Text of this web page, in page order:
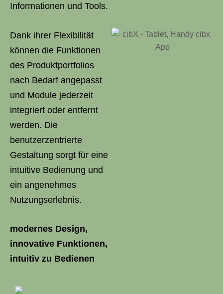
Informationen und Tools.
Dank ihrer Flexibilität
können die Funktionen
des Produktportfolios
nach Bedarf angepasst
und Module jederzeit
integriert oder entfernt
werden. Die
benutzerzentrierte
Gestaltung sorgt für eine
intuitive Bedienung und
ein angenehmes
Nutzungserlebnis.
modernes Design,
innovative Funktionen,
intuitiv zu Bedienen